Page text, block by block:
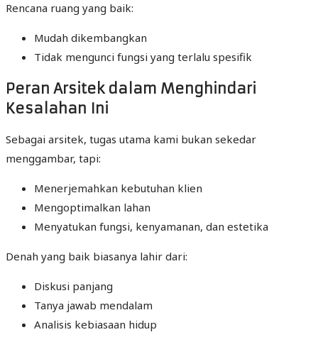
Rencana ruang yang baik:
Mudah dikembangkan
Tidak mengunci fungsi yang terlalu spesifik
Peran Arsitek dalam Menghindari
Kesalahan Ini
Sebagai arsitek, tugas utama kami bukan sekedar
menggambar, tapi:
Menerjemahkan kebutuhan klien
Mengoptimalkan lahan
Menyatukan fungsi, kenyamanan, dan estetika
Denah yang baik biasanya lahir dari:
Diskusi panjang
Tanya jawab mendalam
Analisis kebiasaan hidup